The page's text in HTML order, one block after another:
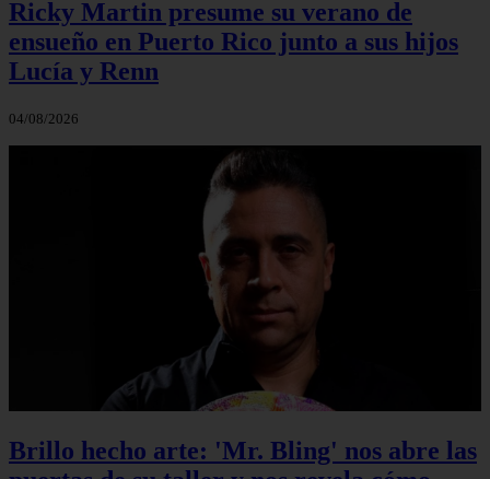
Ricky Martin presume su verano de
ensueño en Puerto Rico junto a sus hijos
Lucía y Renn
04/08/2026
Brillo hecho arte: 'Mr. Bling' nos abre las